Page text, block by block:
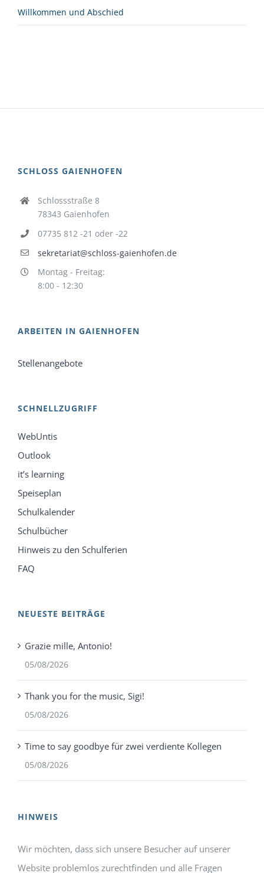
Willkommen und Abschied
SCHLOSS GAIENHOFEN
Schlossstraße 8
78343 Gaienhofen
07735 812 -21 oder -22
sekretariat@schloss-gaienhofen.de
Montag - Freitag:
8:00 - 12:30
ARBEITEN IN GAIENHOFEN
Stellenangebote
SCHNELLZUGRIFF
WebUntis
Outlook
it’s learning
Speiseplan
Schulkalender
Schulbücher
Hinweis zu den Schulferien
FAQ
NEUESTE BEITRÄGE
Grazie mille, Antonio!
05/08/2026
Thank you for the music, Sigi!
05/08/2026
Time to say goodbye für zwei verdiente Kollegen
05/08/2026
HINWEIS
Wir möchten, dass sich unsere Besucher auf unserer
Website problemlos zurechtfinden und alle Fragen